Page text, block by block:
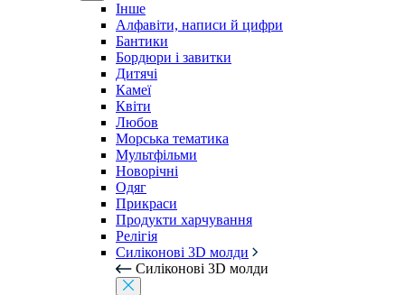
Інше
Алфавіти, написи й цифри
Бантики
Бордюри і завитки
Дитячі
Камеї
Квіти
Любов
Морська тематика
Мультфільми
Новорічні
Одяг
Прикраси
Продукти харчування
Релігія
Силіконові 3D молди
Силіконові 3D молди